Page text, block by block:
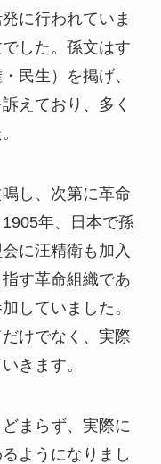
に行われていま
した。孫文はす
民生）を掲げ、
えており、多く
し、次第に革命
年、日本で孫
に汪精衛も加入
す革命組織であ
していました。
けでなく、実際
きます。
まらず、実際に
ようになりまし